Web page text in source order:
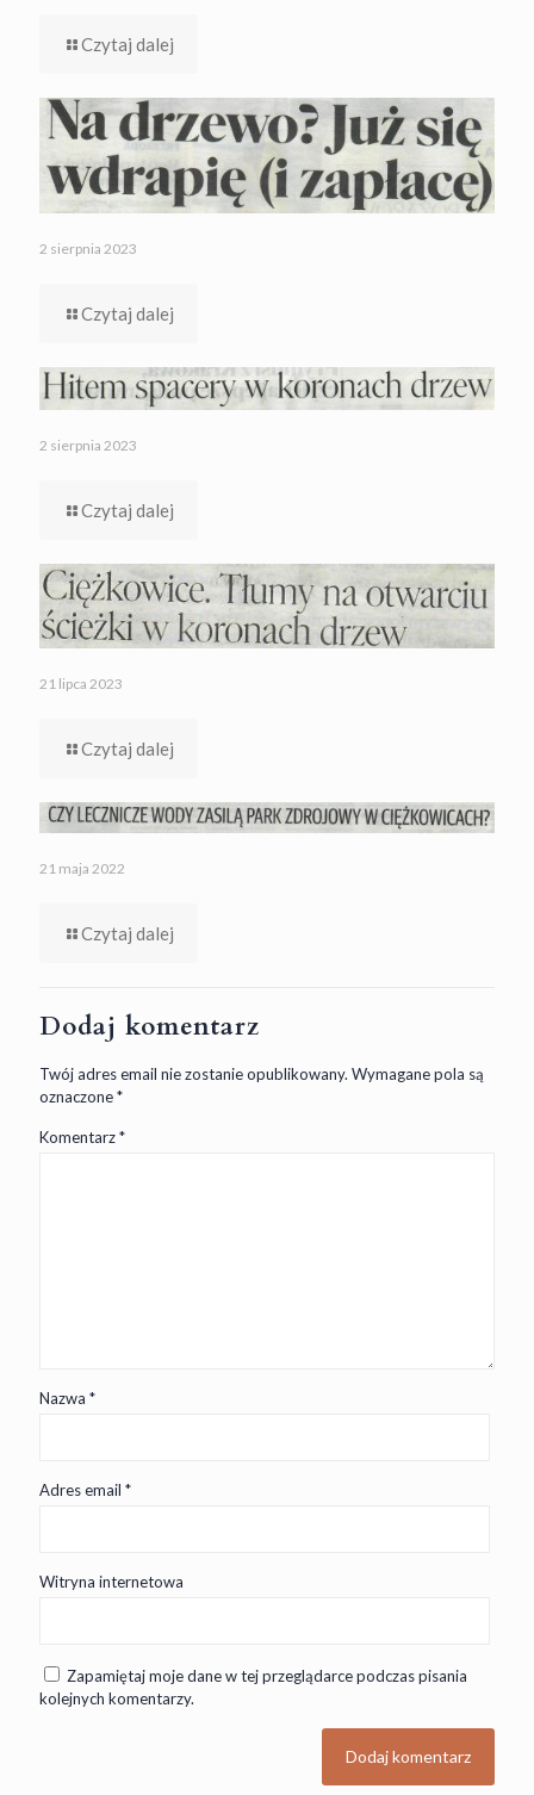
Czytaj dalej
2 sierpnia 2023
Czytaj dalej
2 sierpnia 2023
Czytaj dalej
21 lipca 2023
Czytaj dalej
21 maja 2022
Czytaj dalej
Dodaj komentarz
Twój adres email nie zostanie opublikowany. Wymagane pola są
oznaczone*
Komentarz*
Nazwa *
Adres email *
Witryna internetowa
Zapamiętaj moje dane w tej przeglądarce podczas pisania
kolejnych komentarzy.